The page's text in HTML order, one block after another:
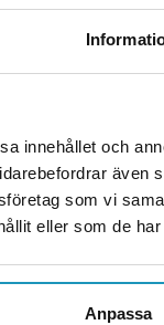
innehållet och
även
som vi
eller som de
Anpassa
Det är
motorn samt